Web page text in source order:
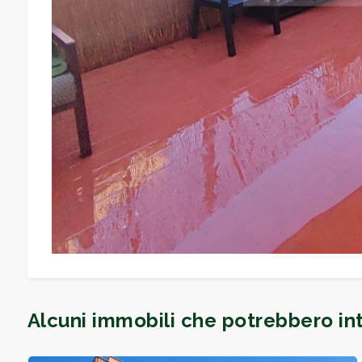
Alcuni immobili che potrebbero
Arredato
Nuova costruzione